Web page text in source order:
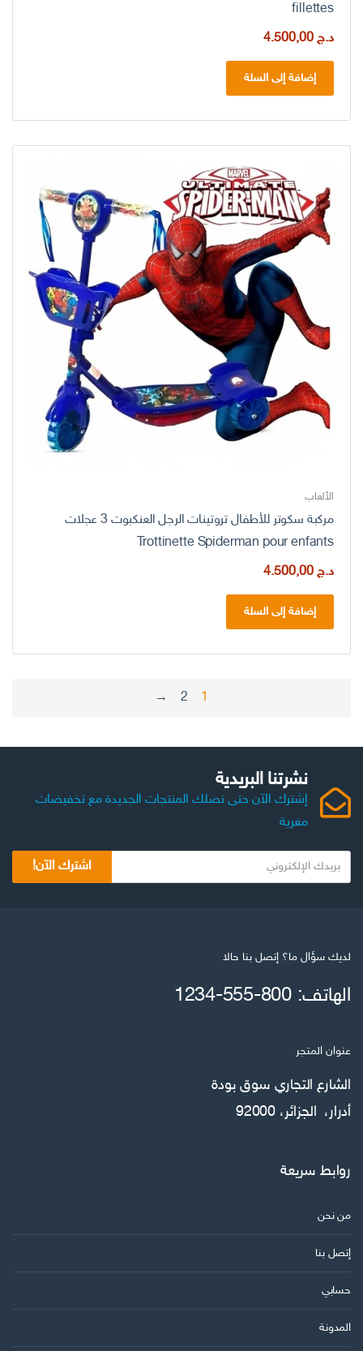
fillettes
د.ج
إضافة إلى السلة
الألعاب
مركبة سكوتر للأطفال تروتينات الرجل العنكبوت 3 عجلات
Trottinette Spiderman pour enfants
د.ج
إضافة إلى السلة
1
2
←
نشرتنا البريدية
إشترك الآن حتى تصلك المنتجات الجديدة مع تخفيضات
مغرية
ر
ا
ت
و
ن
اشترك الآن!
لديك سؤال ما؟ إتصل بنا حالا
الهاتف: 800-555-1234
عنوان المتجر
الشارع التجاري سوق بودة
أدرار، الجزائر، 92000
روابط سريعة
من نحن
إتصل بنا
حسابي
المدونة